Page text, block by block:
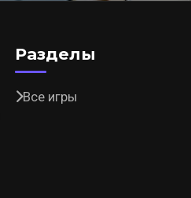
Разделы
Все игры